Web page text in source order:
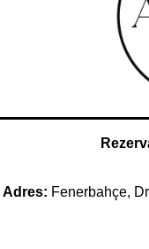
Adres: Fenerbahçe,